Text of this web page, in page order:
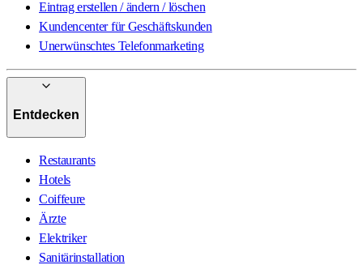
Eintrag erstellen / ändern / löschen
Kundencenter für Geschäftskunden
Unerwünschtes Telefonmarketing
Entdecken
Restaurants
Hotels
Coiffeure
Ärzte
Elektriker
Sanitärinstallation